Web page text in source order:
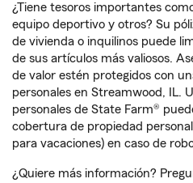
¿Tiene tesoros importantes
equipo deportivo y otros? Su
de vivienda o inquilinos puede
de sus artículos más valiosos.
de valor estén protegidos con
personales en Streamwood, IL.
personales de State Farm®
cobertura de propiedad personal
para vacaciones) en caso de
¿Quiere más información?